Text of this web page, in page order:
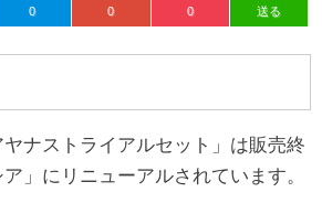
0 0 0 送る
ナストライアルセット」は販売終
」にリニューアルされています。